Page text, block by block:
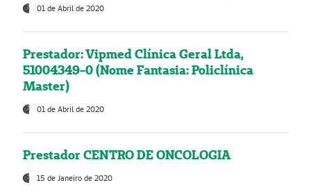
01 de Abril de 2020
Prestador: Vipmed Clínica Geral Ltda,
51004349-0 (Nome Fantasia: Policlínica
Master)
01 de Abril de 2020
Prestador CENTRO DE ONCOLOGIA
15 de Janeiro de 2020